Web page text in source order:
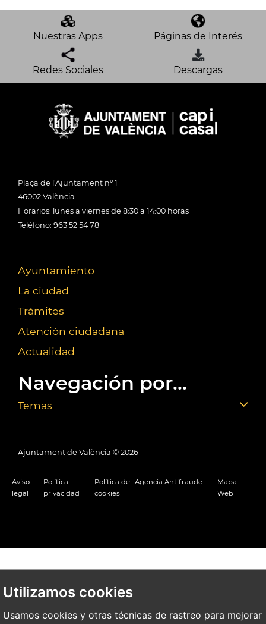
Utilizamos cookies
Usamos cookies y otras técnicas de rastreo para mejorar
Nuestras Apps Páginas de Interés
Redes Sociales Descargas
Plaça de l'Ajuntament nº 1
46002 València
Horarios: lunes a viernes de 8:30 a 14:00 horas
Teléfono: 963 52 54 78
Ayuntamiento
La ciudad
Trámites
Atención ciudadana
Actualidad
Navegación por...
Temas
Ajuntament de València © 2026
Aviso
legal
Política
privacidad
Política de
cookies
Agencia Antifraude
Mapa
Web